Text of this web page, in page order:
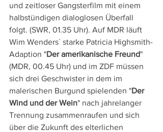
und zeitloser Gangsterfilm mit einem
halbstündigen dialoglosen Überfall
folgt. (SWR, 01.35 Uhr). Auf MDR läuft
Wim Wenders´ starke Patricia Highsmith-
Adaption "Der amerikanische Freund"
(MDR, 00.45 Uhr) und im ZDF müssen
sich drei Geschwister in dem im
malerischen Burgund spielenden "Der
Wind und der Wein" nach jahrelanger
Trennung zusammenraufen und sich
über die Zukunft des elterlichen